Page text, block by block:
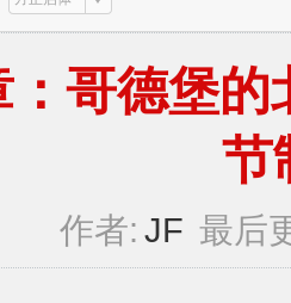
哥德堡
节
作者: JF 最后